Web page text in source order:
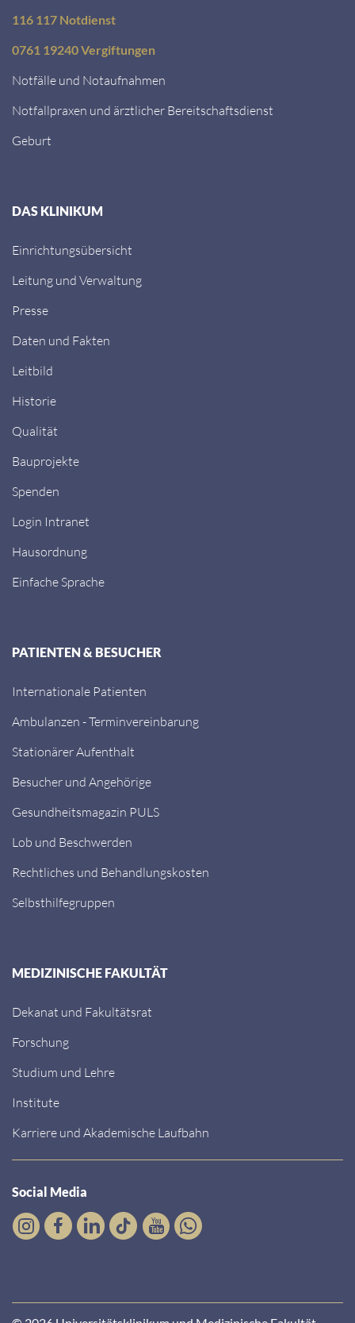
116 117 Notdienst
0761 19240 Vergiftungen
Notfälle und Notaufnahmen
Notfallpraxen und ärztlicher Bereitschaftsdienst
Geburt
DAS KLINIKUM
Einrichtungsübersicht
Leitung und Verwaltung
Presse
Daten und Fakten
Leitbild
Historie
Qualität
Bauprojekte
Spenden
Login Intranet
Hausordnung
Einfache Sprache
PATIENTEN & BESUCHER
Internationale Patienten
Ambulanzen - Terminvereinbarung
Stationärer Aufenthalt
Besucher und Angehörige
Gesundheitsmagazin PULS
Lob und Beschwerden
Rechtliches und Behandlungskosten
Selbsthilfegruppen
MEDIZINISCHE FAKULTÄT
Dekanat und Fakultätsrat
Forschung
Studium und Lehre
Institute
Karriere und Akademische Laufbahn
Social Media